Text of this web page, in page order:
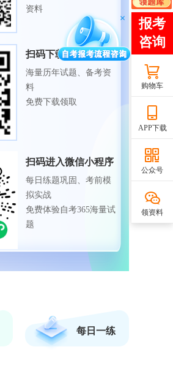
资料
扫码下载APP
海量历年试题、备考资
料
免费下载领取
扫码进入微信小程序
每日练题巩固、考前模
拟实战
免费体验自考365海量试
题
每日一练
购物车
APP下载
公众号
领资料